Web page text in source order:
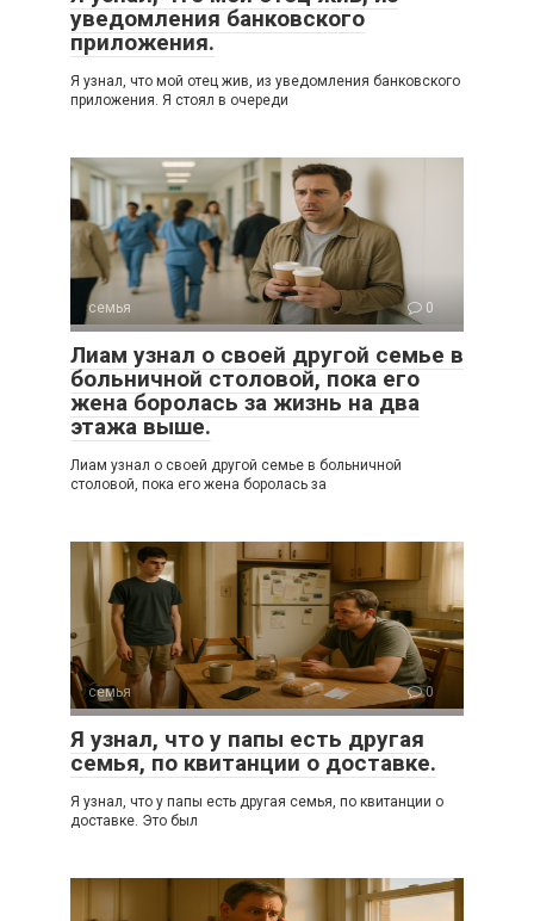
уведомления банковского
приложения.
Я узнал, что мой отец жив, из уведомления банковского
приложения. Я стоял в очереди
семья 0
Лиам узнал о своей другой семье в
больничной столовой, пока его
жена боролась за жизнь на два
этажа выше.
Лиам узнал о своей другой семье в больничной
столовой, пока его жена боролась за
семья 0
Я узнал, что у папы есть другая
семья, по квитанции о доставке.
Я узнал, что у папы есть другая семья, по квитанции о
доставке. Это был